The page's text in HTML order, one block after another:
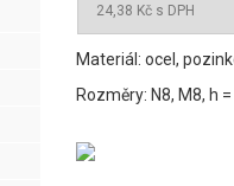
24,38 Kč s DPH
Materiál: ocel,
Rozměry: N8, M8, h